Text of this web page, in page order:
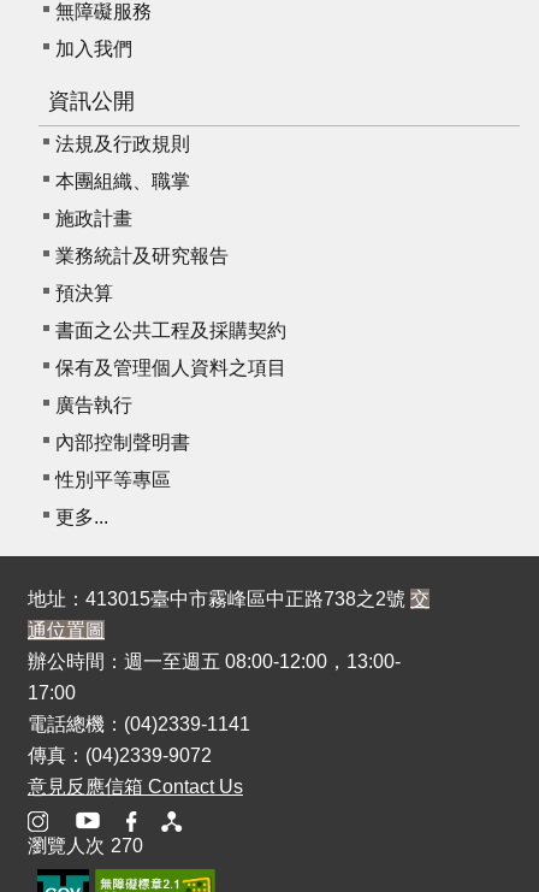
無障礙服務
加入我們
資訊公開
法規及行政規則
本團組織、職掌
施政計畫
業務統計及研究報告
預決算
書面之公共工程及採購契約
保有及管理個人資料之項目
廣告執行
內部控制聲明書
性別平等專區
更多...
地址：413015臺中市霧峰區中正路738之2號 交
通位置圖
辦公時間：週一至週五 08:00-12:00，13:00-
17:00
電話總機：(04)2339-1141
傳真：(04)2339-9072
意見反應信箱 Contact Us
瀏覽人次 270